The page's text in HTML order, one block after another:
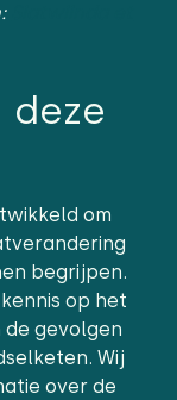
deze
om
begrijpen.
op het
gevolgen
Wij
over de